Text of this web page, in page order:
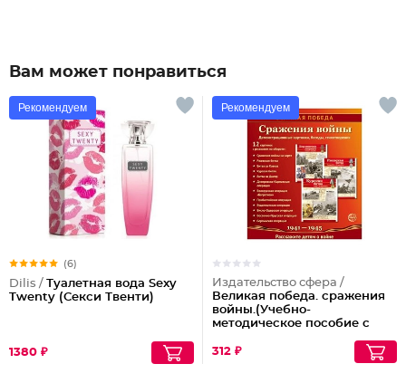
Вам может понравиться
Рекомендуем
(6)
Dilis / Туалетная вода Sexy
Twenty (Секси Твенти)
1380 ₽
Рекомендуем
Издательство сфера /
Великая победа. сражения
войны.(Учебно-
методическое пособие с
демонстрационного
312 ₽